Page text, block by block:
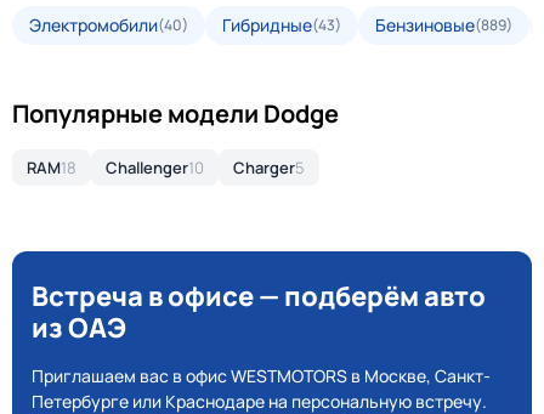
Электромобили(40) Гибридные(43) Бензиновые(889)
Популярные модели Dodge
RAM18 Challenger10 Charger5
Встреча в офисе — подберём авто
из ОАЭ
Приглашаем вас в офис WESTMOTORS в Москве, Санкт-
Петербурге или Краснодаре на персональную встречу.